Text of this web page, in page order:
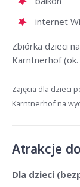
internet
Zbiórka dzieci
Karntnerhof
Zajęcia dla dzieci
Karntnerhof na
Atrakcje
Dla dzieci